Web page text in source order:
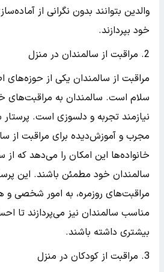
والدین بتوانند بدون نگرانی از
خود بپردازند.
2. مراقبت از سالمندان در منزل
مراقبت از سالمندان یکی از حوزه‌های
سلام است. سالمندان به مراقبت‌های
نیازمند تجربه و دلسوزی است. پرستار
مجرب و آموزش‌دیده برای مراقبت از
خانواده‌ها این امکان را می‌دهد که
سالمندان خود مطمئن باشند. این
مراقبت‌های روزمره، به امور شخصی
مناسب سالمندان نیز می‌پردازند تا
بیشتری داشته باشند.
3. مراقبت از کودکان در منزل